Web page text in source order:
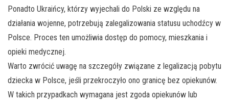
Ponadto Ukraińcy, którzy wyjechali do Polski ze względu na
działania wojenne, potrzebują zalegalizowania statusu uchodźcy w
Polsce. Proces ten umożliwia dostęp do pomocy, mieszkania i
opieki medycznej.
Warto zwrócić uwagę na szczegóły związane z legalizacją pobytu
dziecka w Polsce, jeśli przekroczyło ono granicę bez opiekunów.
W takich przypadkach wymagana jest zgoda opiekunów lub